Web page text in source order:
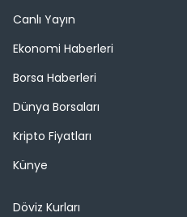
Canlı Yayın
Ekonomi Haberleri
Borsa Haberleri
Dünya Borsaları
Kripto Fiyatları
Künye
Döviz Kurları